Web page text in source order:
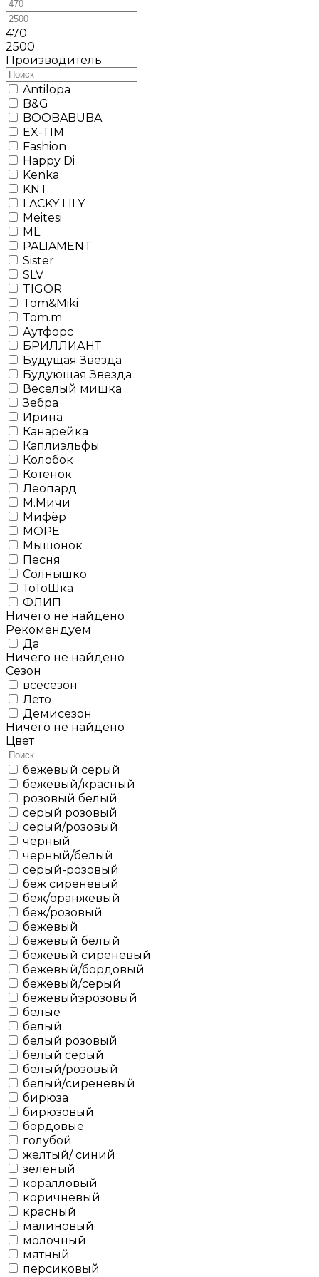
470
2500
Производитель
Antilopa
B&G
BOOBABUBA
EX-TIM
Fashion
Happy Di
Kenka
KNT
LACKY LILY
Meitesi
ML
PALIAMENT
Sister
SLV
TIGOR
Tom&Miki
Tom.m
Аутфорс
БРИЛЛИАНТ
Будущая Звезда
Будующая Звезда
Веселый мишка
Зебра
Ирина
Канарейка
Каплиэльфы
Колобок
Котёнок
Леопард
М.Мичи
Мифёр
МОРЕ
Мышонок
Песня
Солнышко
ТоТоШка
ФЛИП
Ничего не найдено
Рекомендуем
Да
Ничего не найдено
Сезон
всесезон
Лето
Демисезон
Ничего не найдено
Цвет
бежевый серый
бежевый/красный
розовый белый
серый розовый
серый/розовый
черный
черный/белый
cерый-розовый
беж сиреневый
беж/оранжевый
беж/розовый
бежевый
бежевый белый
бежевый сиреневый
бежевый/бордовый
бежевый/серый
бежевыйэрозовый
белые
белый
белый розовый
белый серый
белый/розовый
белый/сиреневый
бирюза
бирюзовый
бордовые
голубой
желтый/ синий
зеленый
коралловый
коричневый
красный
малиновый
молочный
мятный
персиковый